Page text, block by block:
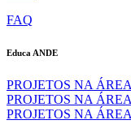
FAQ
Educa ANDE
PROJETOS NA
PROJETOS NA
PROJETOS NA